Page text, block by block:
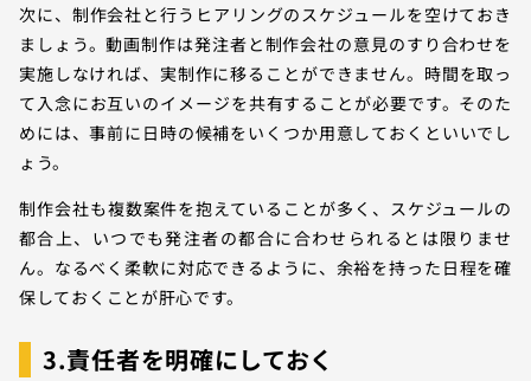
次に、制作会社と行うヒアリングのスケジュールを空けておき
ましょう。動画制作は発注者と制作会社の意見のすり合わせを
実施しなければ、実制作に移ることができません。時間を取っ
て入念にお互いのイメージを共有することが必要です。そのた
めには、事前に日時の候補をいくつか用意しておくといいでし
ょう。
制作会社も複数案件を抱えていることが多く、スケジュールの
都合上、いつでも発注者の都合に合わせられるとは限りませ
ん。なるべく柔軟に対応できるように、余裕を持った日程を確
保しておくことが肝心です。
3.責任者を明確にしておく